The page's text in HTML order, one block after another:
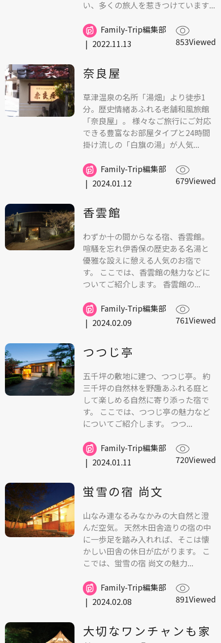
い、多くの旅人を惹きつけています...
Family-Trip編集部
| 2022.11.13 853Viewed
奈良屋
草津温泉の名所「湯畑」より徒歩1
分。歴史情緒あふれる老舗和風旅館
「奈良屋」。 様々なご旅行にご対応
できる豊富なお部屋タイプと24時間
掛け流しの「白旗の湯」が人気...
Family-Trip編集部
| 2024.01.12 679Viewed
香雲館
わずか十の間からなる宿、香雲館。
喧騒を忘れ伊香保の歴史ある名湯と
優雅な設えに憩える人気のお宿で
す。 ここでは、香雲館の魅力などに
ついてご紹介します。 香雲館の...
Family-Trip編集部
| 2024.02.09 761Viewed
つつじ亭
五千坪の敷地に建つ、つつじ亭。 約
三千坪の自然林を野趣あふれる庭と
して楽しめる自然に寄り添った宿で
す。 ここでは、つつじ亭の魅力など
についてご紹介します。 つつ...
Family-Trip編集部
| 2024.01.11 720Viewed
蛍雪の宿 尚文
山なみ連なるみなかみの大自然と澄
んだ空気。 天然木田舎造りの宿の中
に一歩足を踏み入れれば、そこは懐
かしい田舎の休日が広がります。 こ
こでは、蛍雪の宿 尚文の魅力...
Family-Trip編集部
| 2024.02.08 891Viewed
大切なワンチャンも家